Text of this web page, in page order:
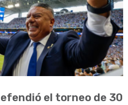
el torneo de 30